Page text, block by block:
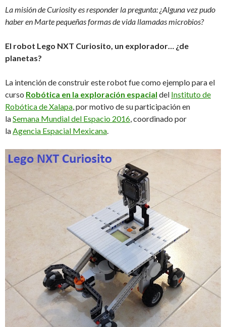
La misión de Curiosity es responder la pregunta: ¿Alguna vez pudo
haber en Marte pequeñas formas de vida llamadas microbios?
El robot Lego NXT Curiosito, un explorador… ¿de
planetas?
La intención de construir este robot fue como ejemplo para el
curso Robótica en la exploración espacial del Instituto de
Robótica de Xalapa, por motivo de su participación en
laSemana Mundial del Espacio 2016, coordinado por
laAgencia Espacial Mexicana.